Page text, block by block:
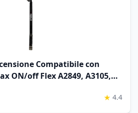
Compatibile con
ON/off Flex A2849, A3105,
★ 4.4